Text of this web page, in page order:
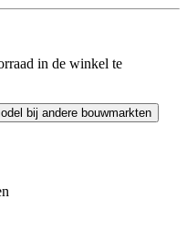
in de winkel te
bij andere bouwmarkten